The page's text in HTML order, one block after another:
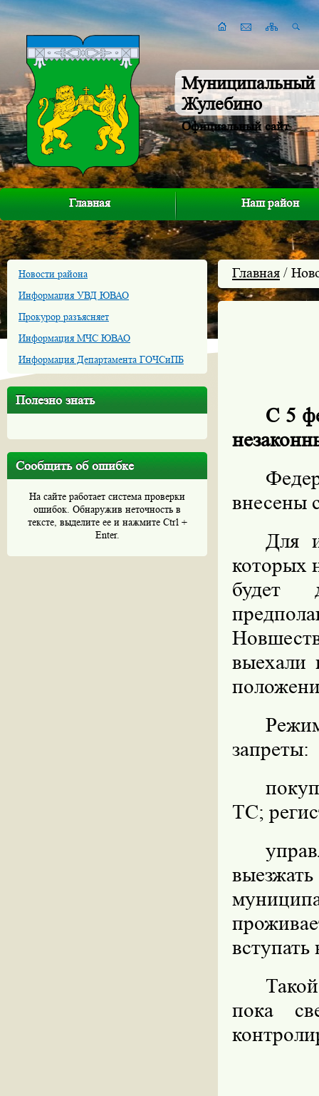
Муниципальный
Жулебино
Официальный сайт
Главная Наш район
Новости района
Информация УВД ЮВАО
Прокурор разъясняет
Информация МЧС ЮВАО
Информация Департамента ГОЧСиПБ
Полезно знать
Сообщить об ошибке
На сайте работает система проверки
ошибок. Обнаружив неточность в
тексте, выделите ее и нажмите Ctrl +
Enter.
Главная /
С 5
внесены
Для
которых
будет
выехали
запреты:
ТС;
вступать
пока